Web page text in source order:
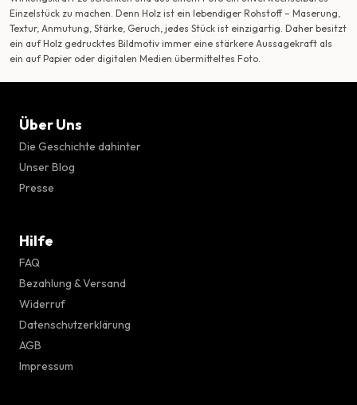
Einzelstück zu machen. Denn Holz ist ein lebendiger Rohstoff – Maserung,
Textur, Anmutung, Stärke, Geruch, jedes Stück ist einzigartig. Daher besitzt
ein auf Holz gedrucktes Bildmotiv immer eine stärkere Aussagekraft als
ein auf Papier oder digitalen Medien übermitteltes Foto.
Über Uns
Die Geschichte dahinter
Unser Blog
Presse
Hilfe
FAQ
Bezahlung & Versand
Widerruf
Datenschutzerklärung
AGB
Impressum